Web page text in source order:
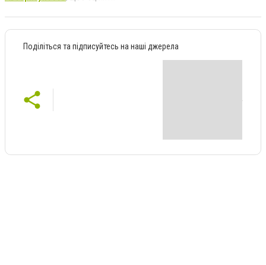
Поділіться та підписуйтесь на наші джерела